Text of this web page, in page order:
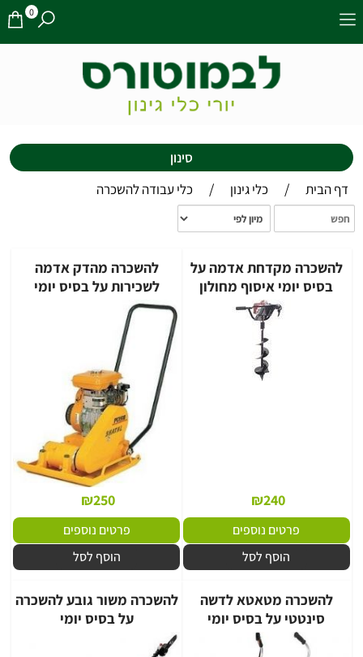
0
סינון
דף הבית
/ כלי גינון / כלי עבודה להשכרה
להשכרה מקדחת אדמה על
בסיס יומי איסוף מחולון
₪240
פרטים נוספים
הוסף לסל
להשכרה מהדק אדמה
לשכירות על בסיס יומי
₪250
פרטים נוספים
הוסף לסל
להשכרה מטאטא לדשה
סינטטי על בסיס יומי
להשכרה משור גובע להשכרה
על בסיס יומי